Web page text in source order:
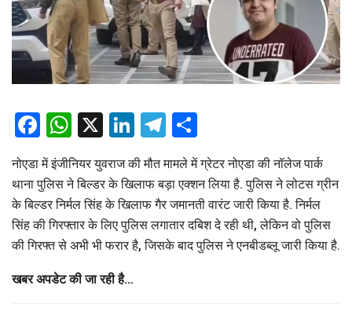
Facebook
WhatsApp
X LinkedIn
Telegram
नोएडा में इंजीनियर युवराज की मौत मामले में ग्रेटर नोएडा की नॉलेज पार्क
थाना पुलिस ने बिल्डर के खिलाफ बड़ा एक्शन लिया है. पुलिस ने लोटस ग्रीन
के बिल्डर निर्मल सिंह के खिलाफ गैर जमानती वारंट जारी किया है. निर्मल
सिंह की गिरफ्तार के लिए पुलिस लगातार दबिश दे रही थी, लेकिन वो पुलिस
की गिरफ्त से अभी भी फरार है, जिसके बाद पुलिस ने एनबीडब्लू जारी किया है.
खबर अपडेट की जा रही है…